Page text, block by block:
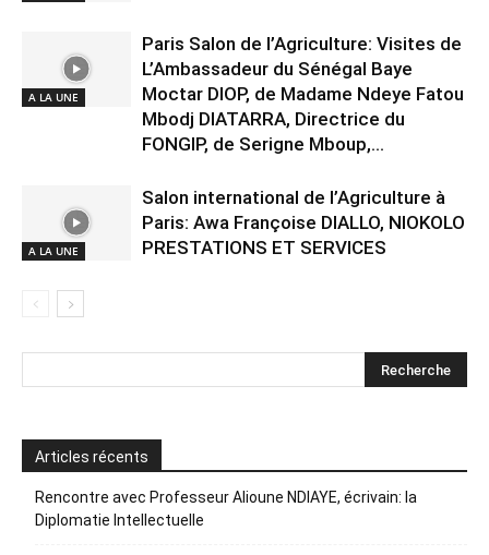
A LA UNE
Paris Salon de l’Agriculture: Visites de
L’Ambassadeur du Sénégal Baye
Moctar DIOP, de Madame Ndeye Fatou
Mbodj DIATARRA, Directrice du
FONGIP, de Serigne Mboup,...
A LA UNE
Salon international de l’Agriculture à
Paris: Awa Françoise DIALLO, NIOKOLO
PRESTATIONS ET SERVICES
Articles récents
Rencontre avec Professeur Alioune NDIAYE, écrivain: la
Diplomatie Intellectuelle